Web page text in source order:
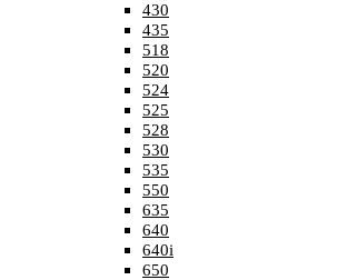
430
435
518
520
524
525
528
530
535
550
635
640
640i
650